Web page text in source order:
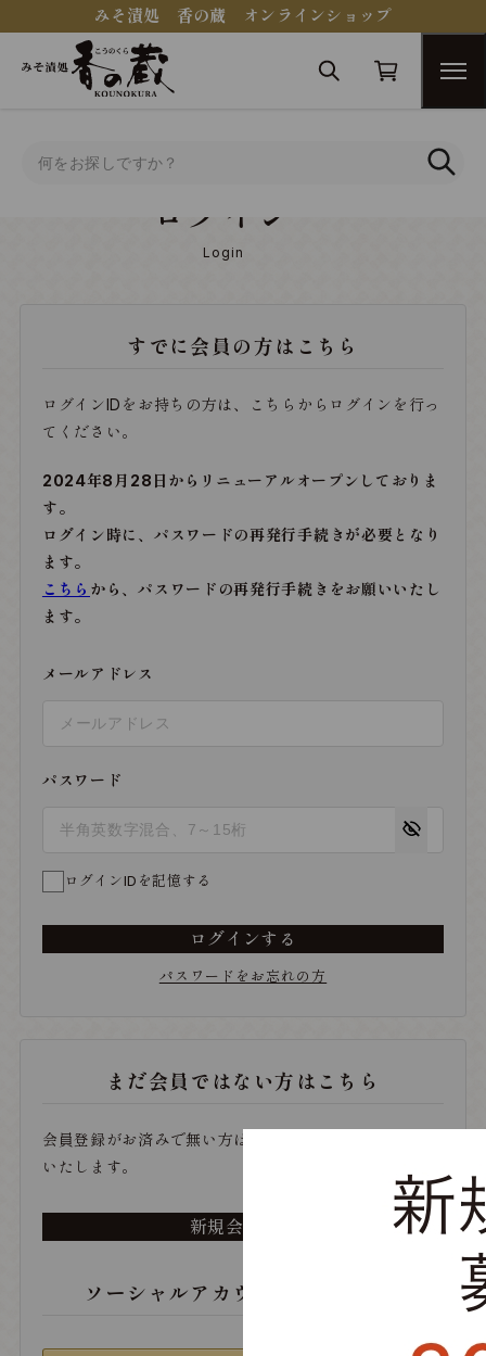
みそ漬処 香の蔵 オンラインショップ
ログイン
Login
すでに会員の方はこちら
ログインIDをお持ちの方は、こちらからログインを行っ
てください。
2024年8月28日からリニューアルオープンしておりま
す。
ログイン時に、パスワードの再発行手続きが必要となり
ます。
こちら から、パスワードの再発行手続きをお願いいたし
ます。
メールアドレス
パスワード
ログインIDを記憶する
ログインする
パスワードをお忘れの方
まだ会員ではない方はこちら
会員登録がお済みで無い方は、こちらから登録をお願い
いたします。
新規会員登録
ソーシャルアカウントでログイン